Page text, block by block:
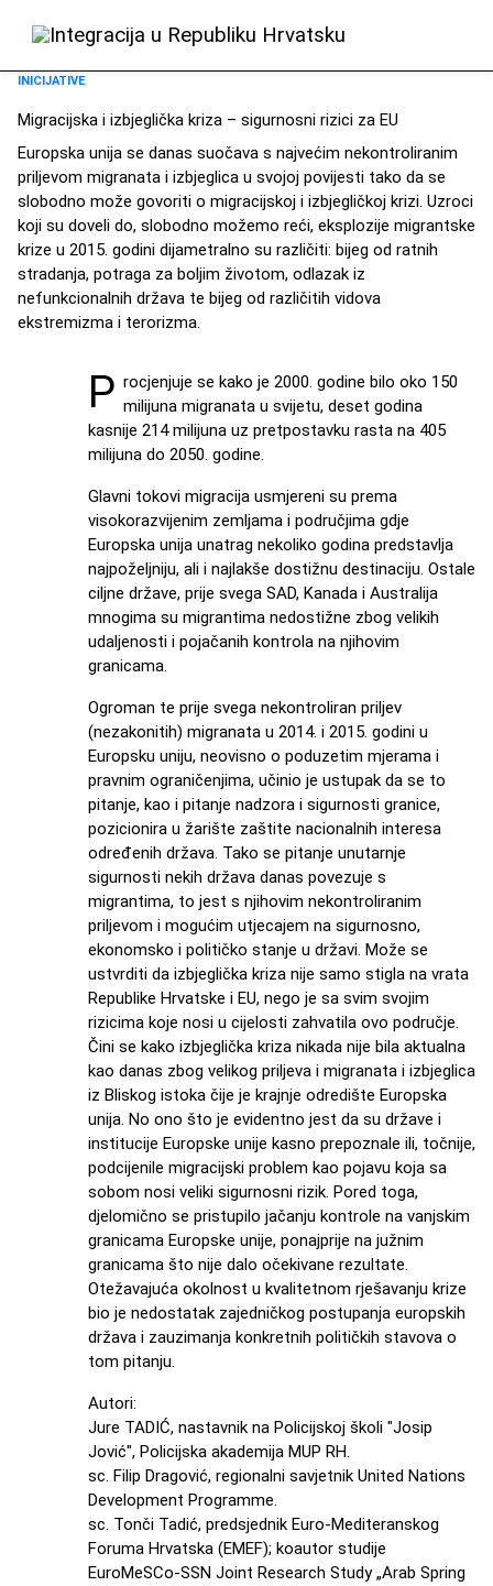
INICIJATIVE
Migracijska i izbjeglička kriza – sigurnosni rizici za EU
Europska unija se danas suočava s najvećim nekontroliranim
priljevom migranata i izbjeglica u svojoj povijesti tako da se
slobodno može govoriti o migracijskoj i izbjegličkoj krizi. Uzroci
koji su doveli do, slobodno možemo reći, eksplozije migrantske
krize u 2015. godini dijametralno su različiti: bijeg od ratnih
stradanja, potraga za boljim životom, odlazak iz
nefunkcionalnih država te bijeg od različitih vidova
ekstremizma i terorizma.
P rocjenjuje se kako je 2000. godine bilo oko 150
milijuna migranata u svijetu, deset godina
kasnije 214 milijuna uz pretpostavku rasta na 405
milijuna do 2050. godine.
Glavni tokovi migracija usmjereni su prema
visokorazvijenim zemljama i područjima gdje
Europska unija unatrag nekoliko godina predstavlja
najpoželjniju, ali i najlakše dostižnu destinaciju. Ostale
ciljne države, prije svega SAD, Kanada i Australija
mnogima su migrantima nedostižne zbog velikih
udaljenosti i pojačanih kontrola na njihovim
granicama.
Ogroman te prije svega nekontroliran priljev
(nezakonitih) migranata u 2014. i 2015. godini u
Europsku uniju, neovisno o poduzetim mjerama i
pravnim ograničenjima, učinio je ustupak da se to
pitanje, kao i pitanje nadzora i sigurnosti granice,
pozicionira u žarište zaštite nacionalnih interesa
određenih država. Tako se pitanje unutarnje
sigurnosti nekih država danas povezuje s
migrantima, to jest s njihovim nekontroliranim
priljevom i mogućim utjecajem na sigurnosno,
ekonomsko i političko stanje u državi. Može se
ustvrditi da izbjeglička kriza nije samo stigla na vrata
Republike Hrvatske i EU, nego je sa svim svojim
rizicima koje nosi u cijelosti zahvatila ovo područje.
Čini se kako izbjeglička kriza nikada nije bila aktualna
kao danas zbog velikog priljeva i migranata i izbjeglica
iz Bliskog istoka čije je krajnje odredište Europska
unija. No ono što je evidentno jest da su države i
institucije Europske unije kasno prepoznale ili, točnije,
podcijenile migracijski problem kao pojavu koja sa
sobom nosi veliki sigurnosni rizik. Pored toga,
djelomično se pristupilo jačanju kontrole na vanjskim
granicama Europske unije, ponajprije na južnim
granicama što nije dalo očekivane rezultate.
Otežavajuća okolnost u kvalitetnom rješavanju krize
bio je nedostatak zajedničkog postupanja europskih
država i zauzimanja konkretnih političkih stavova o
tom pitanju.
Autori:
Jure TADIĆ, nastavnik na Policijskoj školi "Josip
Jović", Policijska akademija MUP RH.
sc. Filip Dragović, regionalni savjetnik United Nations
Development Programme.
sc. Tonči Tadić, predsjednik Euro-Mediteranskog
Foruma Hrvatska (EMEF); koautor studije
EuroMeSCo-SSN Joint Research Study „Arab Spring